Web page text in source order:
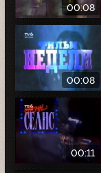
00:08
00:08
00:11